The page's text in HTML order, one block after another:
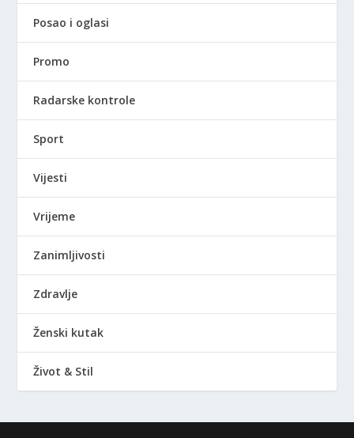
Posao i oglasi
Promo
Radarske kontrole
Sport
Vijesti
Vrijeme
Zanimljivosti
Zdravlje
Ženski kutak
Život & Stil